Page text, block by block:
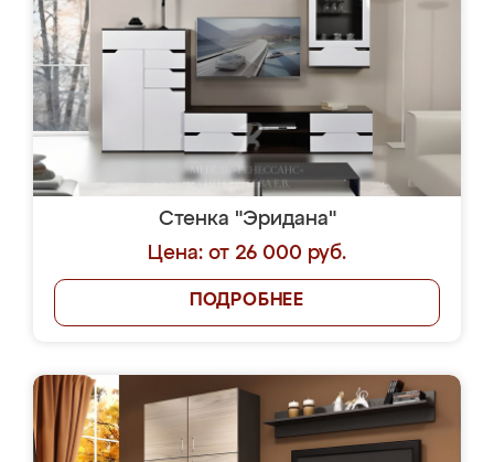
Стенка "Эридана"
Цена: от 26 000 руб.
ПОДРОБНЕЕ